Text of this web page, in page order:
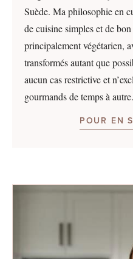
Suède. Ma philosophie en
de cuisine simples et de
principalement végétarien,
transformés autant que
aucun cas restrictive et
gourmands de temps à
POUR EN